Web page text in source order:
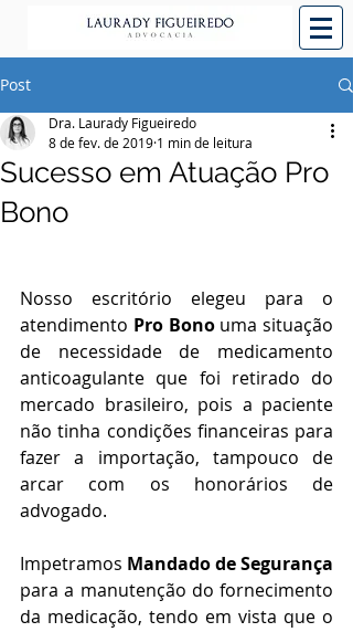
Post
Sucesso em Atuação Pro
Bono
Dra. Laurady Figueiredo
8 de fev. de 2019 1 min de leitura
Nosso escritório elegeu para o
atendimento Pro Bono uma situação
de necessidade de medicamento
anticoagulante que foi retirado do
mercado brasileiro, pois a paciente
não tinha condições financeiras para
fazer a importação, tampouco de
arcar com os honorários de
advogado.
Impetramos Mandado de Segurança
para a manutenção do fornecimento
da medicação, tendo em vista que o